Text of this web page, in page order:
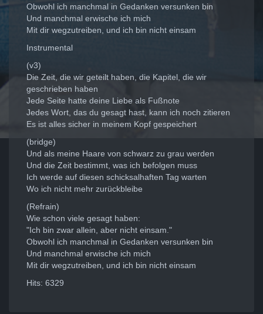
Obwohl ich manchmal in Gedanken versunken bin
Und manchmal erwische ich mich
Mit dir wegzutreiben, und ich bin nicht einsam
Instrumental
(v3)
Die Zeit, die wir geteilt haben, die Kapitel, die wir
geschrieben haben
Jede Seite hatte deine Liebe als Fußnote
Jedes Wort, das du gesagt hast, kann ich noch zitieren
Es ist alles sicher in meinem Kopf gespeichert
(bridge)
Und als meine Haare von schwarz zu grau werden
Und die Zeit bestimmt, was ich befolgen muss
Ich werde auf diesen schicksalhaften Tag warten
Wo ich nicht mehr zurückbleibe
(Refrain)
Wie schon viele gesagt haben:
"Ich bin zwar allein, aber nicht einsam."
Obwohl ich manchmal in Gedanken versunken bin
Und manchmal erwische ich mich
Mit dir wegzutreiben, und ich bin nicht einsam
Hits: 6329